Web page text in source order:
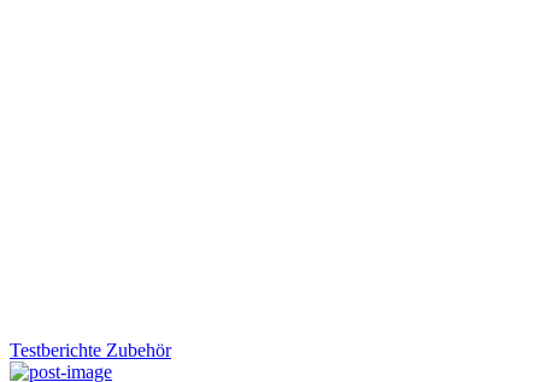
Testberichte Zubehör